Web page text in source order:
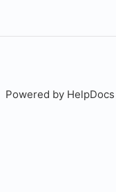
Powered by HelpDocs